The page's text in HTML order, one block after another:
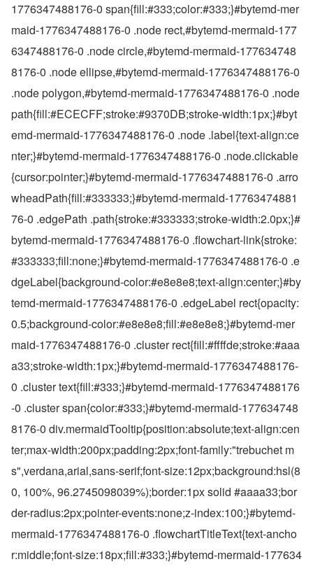
1776347488176-0 span{fill:#333;color:#333;}#bytemd-mer
maid-1776347488176-0 .node rect,#bytemd-mermaid-177
6347488176-0 .node circle,#bytemd-mermaid-177634748
8176-0 .node ellipse,#bytemd-mermaid-1776347488176-0
.node polygon,#bytemd-mermaid-1776347488176-0 .node
path{fill:#ECECFF;stroke:#9370DB;stroke-width:1px;}#byt
emd-mermaid-1776347488176-0 .node .label{text-align:ce
nter;}#bytemd-mermaid-1776347488176-0 .node.clickable
{cursor:pointer;}#bytemd-mermaid-1776347488176-0 .arro
wheadPath{fill:#333333;}#bytemd-mermaid-17763474881
76-0 .edgePath .path{stroke:#333333;stroke-width:2.0px;}#
bytemd-mermaid-1776347488176-0 .flowchart-link{stroke:
#333333;fill:none;}#bytemd-mermaid-1776347488176-0 .e
dgeLabel{background-color:#e8e8e8;text-align:center;}#by
temd-mermaid-1776347488176-0 .edgeLabel rect{opacity:
0.5;background-color:#e8e8e8;fill:#e8e8e8;}#bytemd-mer
maid-1776347488176-0 .cluster rect{fill:#ffffde;stroke:#aaa
a33;stroke-width:1px;}#bytemd-mermaid-1776347488176-
0 .cluster text{fill:#333;}#bytemd-mermaid-1776347488176
-0 .cluster span{color:#333;}#bytemd-mermaid-177634748
8176-0 div.mermaidTooltip{position:absolute;text-align:cen
ter;max-width:200px;padding:2px;font-family:"trebuchet m
s",verdana,arial,sans-serif;font-size:12px;background:hsl(8
0, 100%, 96.2745098039%);border:1px solid #aaaa33;bor
der-radius:2px;pointer-events:none;z-index:100;}#bytemd-
mermaid-1776347488176-0 .flowchartTitleText{text-ancho
r:middle;font-size:18px;fill:#333;}#bytemd-mermaid-177634